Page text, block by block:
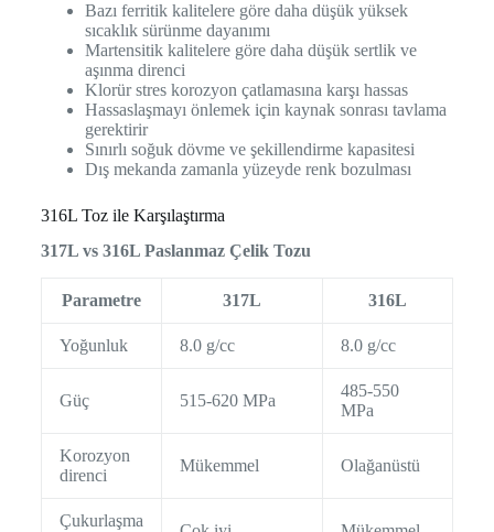
Bazı ferritik kalitelere göre daha düşük yüksek
sıcaklık sürünme dayanımı
Martensitik kalitelere göre daha düşük sertlik ve
aşınma direnci
Klorür stres korozyon çatlamasına karşı hassas
Hassaslaşmayı önlemek için kaynak sonrası tavlama
gerektirir
Sınırlı soğuk dövme ve şekillendirme kapasitesi
Dış mekanda zamanla yüzeyde renk bozulması
316L Toz ile Karşılaştırma
317L vs 316L Paslanmaz Çelik Tozu
Parametre 317L 316L
Yoğunluk 8.0 g/cc 8.0 g/cc
Güç 515-620 MPa
485-550
MPa
Korozyon
direnci
Mükemmel Olağanüstü
Çukurlaşma